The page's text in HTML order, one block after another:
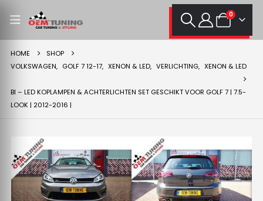
0
HOME
SHOP
VOLKSWAGEN, GOLF 7 12-17, XENON & LED, VERLICHTING, XENON & LED
BI – LED KOPLAMPEN & ACHTERLICHTEN SET GESCHIKT VOOR GOLF 7 | 7.5-
LOOK | 2012-2016 |